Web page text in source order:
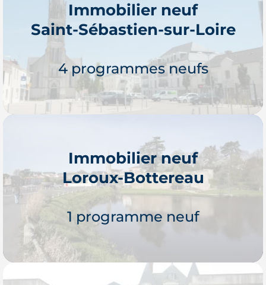
Immobilier neuf
Saint-Sébastien-sur-Loire
4 programmes neufs
Je découvre
Immobilier neuf
Loroux-Bottereau
1 programme neuf